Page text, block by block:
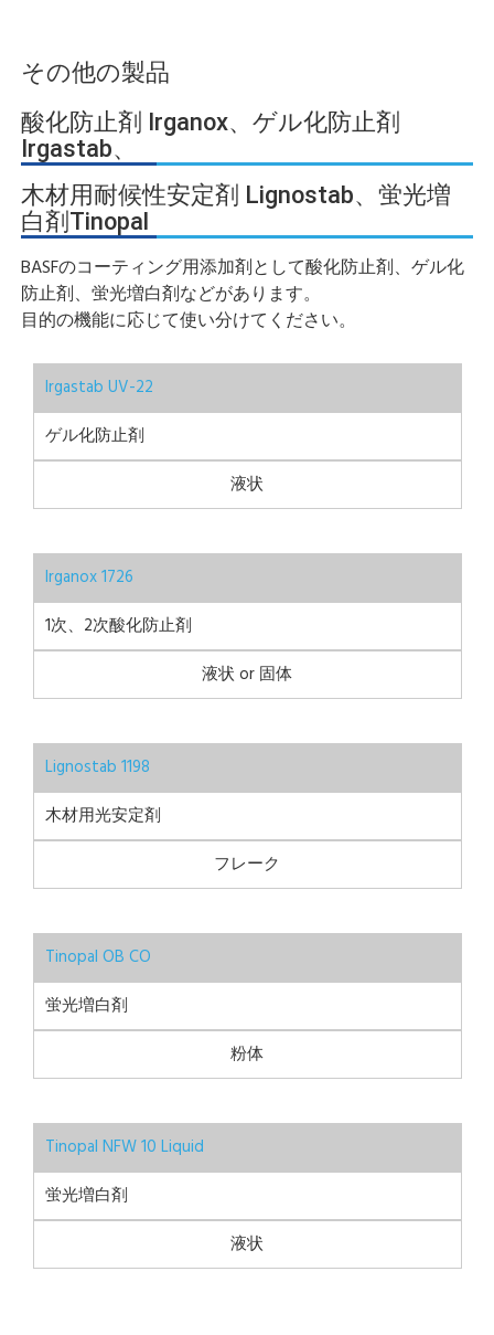
その他の製品
酸化防止剤 Irganox、ゲル化防止剤
Irgastab、
木材用耐候性安定剤 Lignostab、蛍光増
白剤Tinopal
BASFのコーティング用添加剤として酸化防止剤、ゲル化
防止剤、蛍光増白剤などがあります。
目的の機能に応じて使い分けてください。
Irgastab UV-22
ゲル化防止剤
液状
Irganox 1726
1次、2次酸化防止剤
液状 or 固体
Lignostab 1198
木材用光安定剤
フレーク
Tinopal OB CO
蛍光増白剤
粉体
Tinopal NFW 10 Liquid
蛍光増白剤
液状